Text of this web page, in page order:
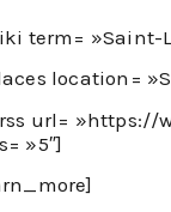
term= »Saint-
location=
url= »https://
»5″]